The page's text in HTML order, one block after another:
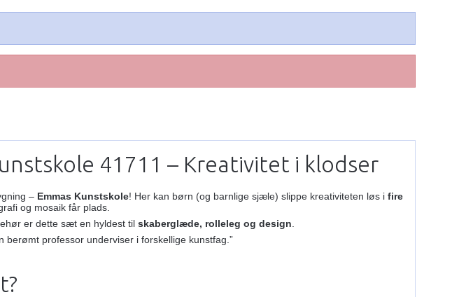
41711 – Kreativitet i klodser
– Emmas Kunstskole! Her kan børn (og barnlige sjæle) slippe kreativiteten løs ifire
og mosaik får plads.
er dette sæt en hyldest tilskaberglæde, rolleleg og design
berømt professor underviser i forskellige kunstfag.”